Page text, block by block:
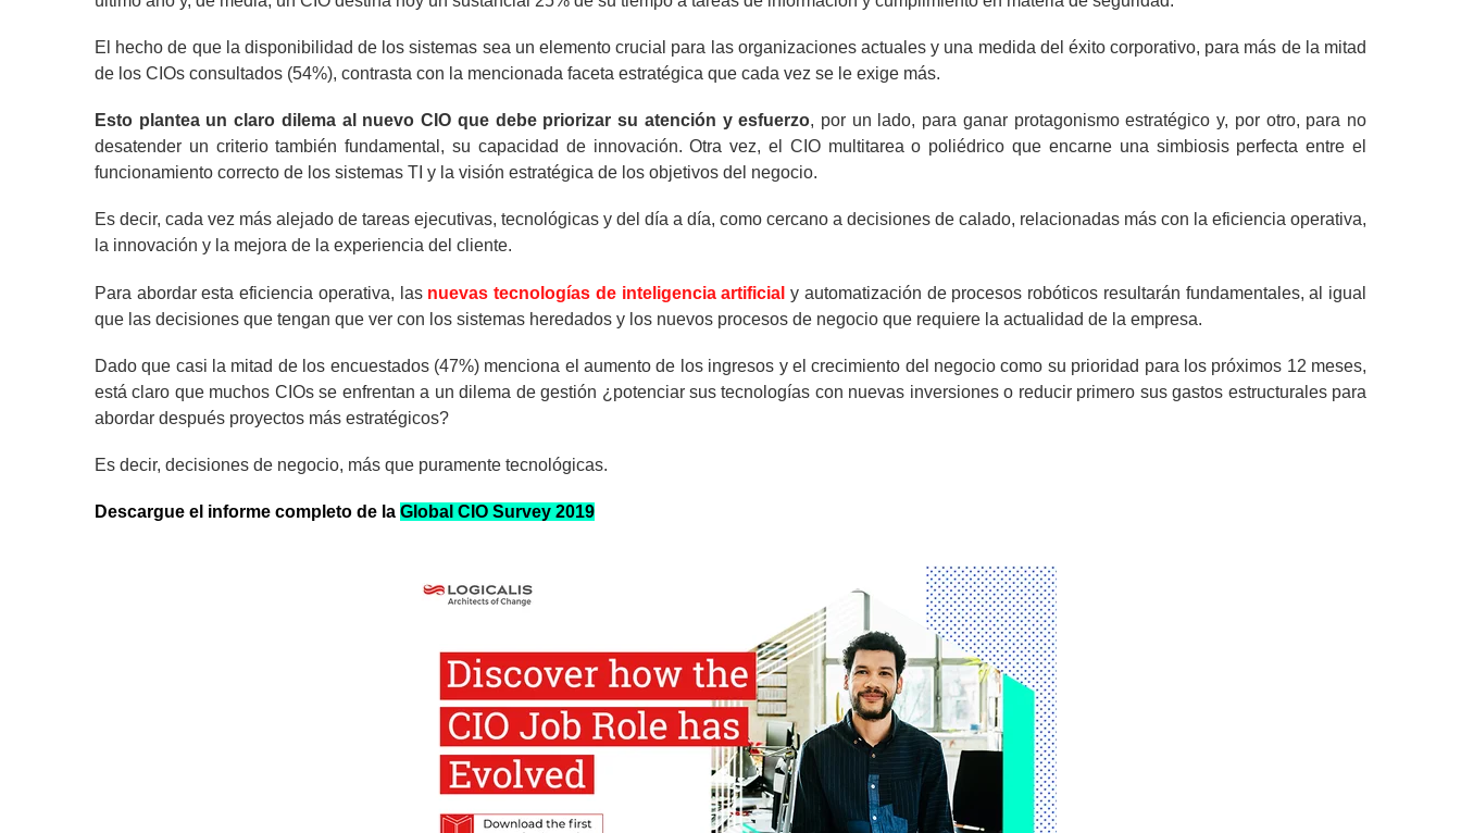
El hecho de que la disponibilidad de los sistemas sea un elemento crucial para las organizaciones actuales y una medida del éxito corporativo, para más de la mitad
de los CIOs consultados (54%), contrasta con la mencionada faceta estratégica que cada vez se le exige más.
Esto plantea un claro dilema al nuevo CIO que debe priorizar su atención y esfuerzo, por un lado, para ganar protagonismo estratégico y, por otro, para no
desatender un criterio también fundamental, su capacidad de innovación. Otra vez, el CIO multitarea o poliédrico que encarne una simbiosis perfecta entre el
funcionamiento correcto de los sistemas TI y la visión estratégica de los objetivos del negocio.
Es decir, cada vez más alejado de tareas ejecutivas, tecnológicas y del día a día, como cercano a decisiones de calado, relacionadas más con la eficiencia operativa,
la innovación y la mejora de la experiencia del cliente.
Para abordar esta eficiencia operativa, las nuevas tecnologías de inteligencia artificialy automatización de procesos robóticos resultarán fundamentales, al igual
que las decisiones que tengan que ver con los sistemas heredados y los nuevos procesos de negocio que requiere la actualidad de la empresa.
Dado que casi la mitad de los encuestados (47%) menciona el aumento de los ingresos y el crecimiento del negocio como su prioridad para los próximos 12 meses,
está claro que muchos CIOs se enfrentan a un dilema de gestión ¿potenciar sus tecnologías con nuevas inversiones o reducir primero sus gastos estructurales para
abordar después proyectos más estratégicos?
Es decir, decisiones de negocio, más que puramente tecnológicas.
Descargue el informe completo de la Global CIO Survey 2019